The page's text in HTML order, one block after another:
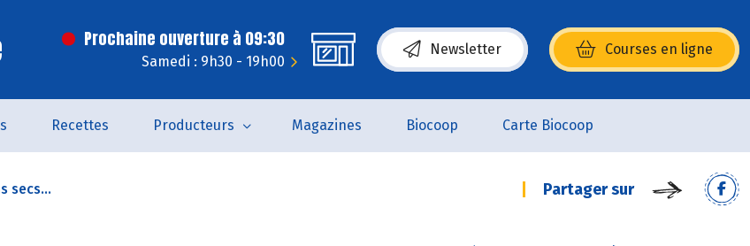
Prochaine ouverture à 09:30
Samedi : 9h30 - 19h00
Newsletter Courses en ligne
(s’ouvre dans une nouvelle fenêtre)
Recettes Producteurs Magazines Biocoop Carte Biocoop
secs... Partager sur